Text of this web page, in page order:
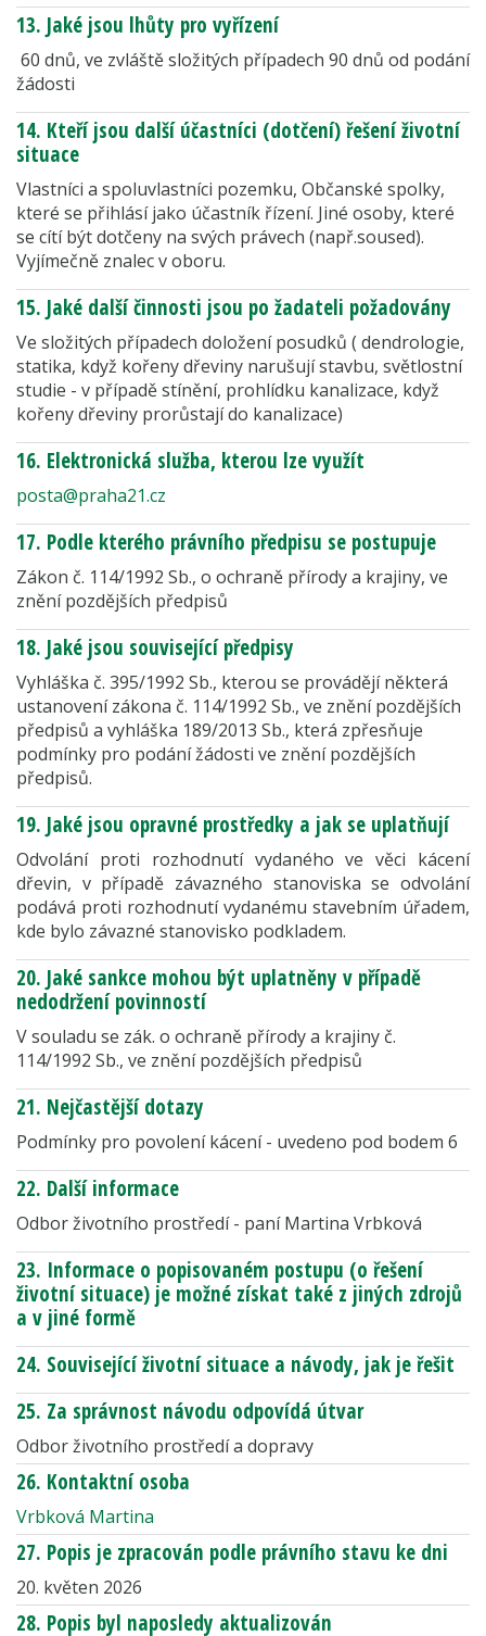
13. Jaké jsou lhůty pro vyřízení
60 dnů, ve zvláště složitých případech 90 dnů od podání
žádosti
14. Kteří jsou další účastníci (dotčení) řešení životní
situace
Vlastníci a spoluvlastníci pozemku, Občanské spolky,
které se přihlásí jako účastník řízení. Jiné osoby, které
se cítí být dotčeny na svých právech (např.soused).
Vyjímečně znalec v oboru.
15. Jaké další činnosti jsou po žadateli požadovány
Ve složitých případech doložení posudků ( dendrologie,
statika, když kořeny dřeviny narušují stavbu, světlostní
studie - v případě stínění, prohlídku kanalizace, když
kořeny dřeviny prorůstají do kanalizace)
16. Elektronická služba, kterou lze využít
posta@praha21.cz
17. Podle kterého právního předpisu se postupuje
Zákon č. 114/1992 Sb., o ochraně přírody a krajiny, ve
znění pozdějších předpisů
18. Jaké jsou související předpisy
Vyhláška č. 395/1992 Sb., kterou se provádějí některá
ustanovení zákona č. 114/1992 Sb., ve znění pozdějších
předpisů a vyhláška 189/2013 Sb., která zpřesňuje
podmínky pro podání žádosti ve znění pozdějších
předpisů.
19. Jaké jsou opravné prostředky a jak se uplatňují
Odvolání proti rozhodnutí vydaného ve věci kácení
dřevin, v případě závazného stanoviska se odvolání
podává proti rozhodnutí vydanému stavebním úřadem,
kde bylo závazné stanovisko podkladem.
20. Jaké sankce mohou být uplatněny v případě
nedodržení povinností
V souladu se zák. o ochraně přírody a krajiny č.
114/1992 Sb., ve znění pozdějších předpisů
21. Nejčastější dotazy
Podmínky pro povolení kácení - uvedeno pod bodem 6
22. Další informace
Odbor životního prostředí - paní Martina Vrbková
23. Informace o popisovaném postupu (o řešení
životní situace) je možné získat také z jiných zdrojů
a v jiné formě
24. Související životní situace a návody, jak je řešit
25. Za správnost návodu odpovídá útvar
Odbor životního prostředí a dopravy
26. Kontaktní osoba
Vrbková Martina
27. Popis je zpracován podle právního stavu ke dni
20. květen 2026
28. Popis byl naposledy aktualizován